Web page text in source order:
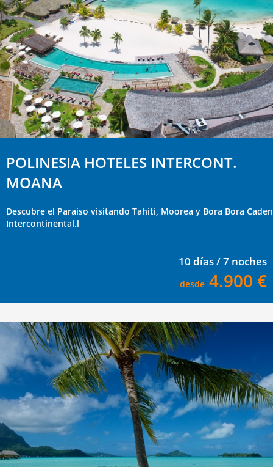
POLINESIA HOTELES INTERCONT.
MOANA
Descubre el Paraiso visitando Tahiti, Moorea y Bora Bora
Intercontinental.l
10 días / 7 noches
desde 4.900 €